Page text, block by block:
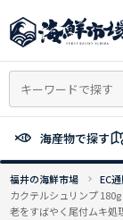
ン
ン
へ
ッ
プ
海産物で探す
福井の海鮮市場 EC
カクテルシュリンプ
老をすばやく尾付ムキ処